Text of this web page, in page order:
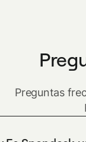
Preguntas